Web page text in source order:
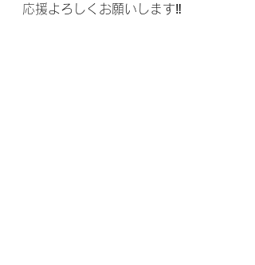
応援よろしくお願いします‼